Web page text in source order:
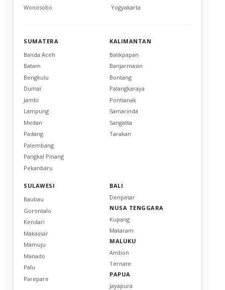
Wonosobo Yogyakarta
SUMATERA
Banda Aceh
Batam
Bengkulu
Dumai
Jambi
Lampung
Medan
Padang
Palembang
Pangkal Pinang
Pekanbaru
KALIMANTAN
Balikpapan
Banjarmasin
Bontang
Palangkaraya
Pontianak
Samarinda
Sangatta
Tarakan
SULAWESI
Baubau
Gorontalo
Kendari
Makassar
Mamuju
Manado
Palu
Parepare
BALI
Denpasar
NUSA TENGGARA
Kupang
Mataram
MALUKU
Ambon
Ternate
PAPUA
Jayapura